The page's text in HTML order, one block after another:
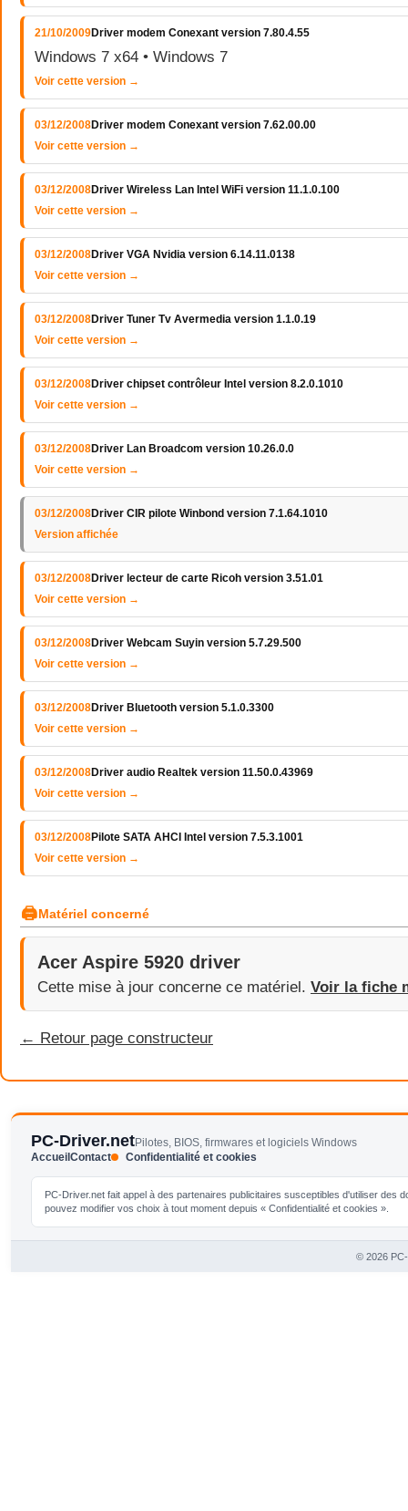
21/10/2009Driver modem Conexant version 7.80.4.55
Windows 7 x64 • Windows 7
Voir cette version →
03/12/2008Driver modem Conexant version 7.62.00.00
Voir cette version →
03/12/2008Driver Wireless Lan Intel WiFi version 11.1.0.100
Voir cette version →
03/12/2008Driver VGA Nvidia version 6.14.11.0138
Voir cette version →
03/12/2008Driver Tuner Tv Avermedia version 1.1.0.19
Voir cette version →
03/12/2008Driver chipset contrôleur Intel version 8.2.0.1010
Voir cette version →
03/12/2008Driver Lan Broadcom version 10.26.0.0
Voir cette version →
03/12/2008Driver CIR pilote Winbond version 7.1.64.1010
Version affichée
03/12/2008Driver lecteur de carte Ricoh version 3.51.01
Voir cette version →
03/12/2008Driver Webcam Suyin version 5.7.29.500
Voir cette version →
03/12/2008Driver Bluetooth version 5.1.0.3300
Voir cette version →
03/12/2008Driver audio Realtek version 11.50.0.43969
Voir cette version →
03/12/2008Pilote SATA AHCI Intel version 7.5.3.1001
Voir cette version →
🖨Matériel concerné
Acer Aspire 5920 driver
Cette mise à jour concerne ce matériel. Voir la fiche
← Retour page constructeur
PC-Driver.netPilotes, BIOS, firmwares et logiciels Windows
Accueil Contact Confidentialité et cookies
PC-Driver.net fait appel à des partenaires publicitaires susceptibles d'utiliser
pouvez modifier vos choix à tout moment depuis « Confidentialité et cookies ».
© 2026